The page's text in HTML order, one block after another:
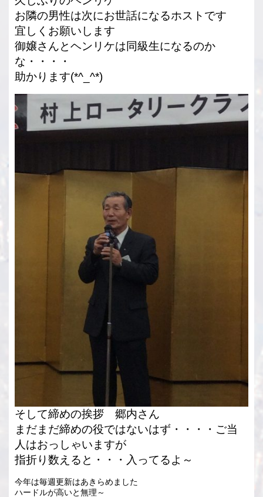
お隣の男性は次にお世話になるホストです
宜しくお願いします
御嬢さんとヘンリケは同級生になるのか
な・・・・
助かります(*^_^*)
そして締めの挨拶 郷内さん
まだまだ締めの役ではないはず・・・・ご当
人はおっしゃいますが
指折り数えると・・・入ってるよ～
今年は毎週更新はあきらめました
ハードルが高いと無理～